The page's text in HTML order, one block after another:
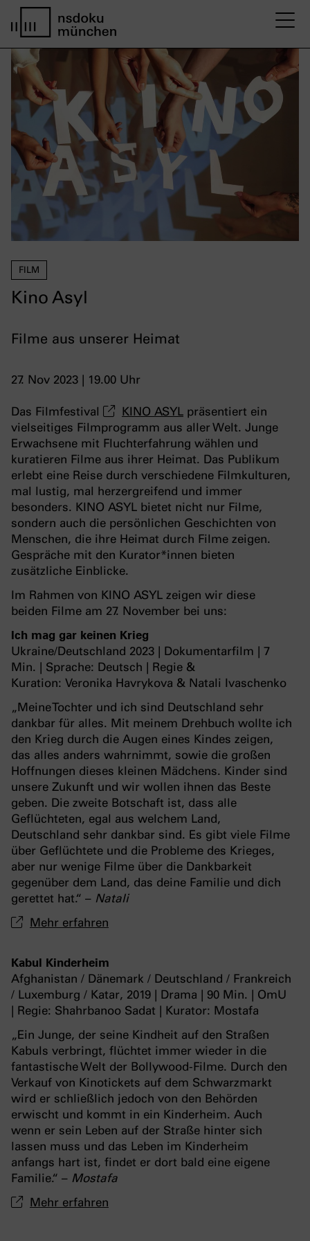
FILM
Kino Asyl
Filme aus unserer Heimat
27. Nov 2023 | 19.00 Uhr
Das Filmfestival KINO ASYL präsentiert ein
vielseitiges Filmprogramm aus aller Welt. Junge
Erwachsene mit Fluchterfahrung wählen und
kuratieren Filme aus ihrer Heimat. Das Publikum
erlebt eine Reise durch verschiedene Filmkulturen,
mal lustig, mal herzergreifend und immer
besonders. KINO ASYL bietet nicht nur Filme,
sondern auch die persönlichen Geschichten von
Menschen, die ihre Heimat durch Filme zeigen.
Gespräche mit den Kurator*innen bieten
zusätzliche Einblicke.
Im Rahmen von KINO ASYL zeigen wir diese
beiden Filme am 27. November bei uns:
Ich mag gar keinen Krieg
Ukraine/Deutschland 2023 | Dokumentarfilm | 7
Min. | Sprache: Deutsch | Regie &
Kuration: Veronika Havrykova & Natali Ivaschenko
„Meine Tochter und ich sind Deutschland sehr
dankbar für alles. Mit meinem Drehbuch wollte ich
den Krieg durch die Augen eines Kindes zeigen,
das alles anders wahrnimmt, sowie die großen
Hoffnungen dieses kleinen Mädchens. Kinder sind
unsere Zukunft und wir wollen ihnen das Beste
geben. Die zweite Botschaft ist, dass alle
Geflüchteten, egal aus welchem Land,
Deutschland sehr dankbar sind. Es gibt viele Filme
über Geflüchtete und die Probleme des Krieges,
aber nur wenige Filme über die Dankbarkeit
gegenüber dem Land, das deine Familie und dich
gerettet hat.“ – Natali
Mehr erfahren
Kabul Kinderheim
Afghanistan / Dänemark / Deutschland / Frankreich
/ Luxemburg / Katar, 2019 | Drama | 90 Min. | OmU
| Regie: Shahrbanoo Sadat | Kurator: Mostafa
„Ein Junge, der seine Kindheit auf den Straßen
Kabuls verbringt, flüchtet immer wieder in die
fantastische Welt der Bollywood-Filme. Durch den
Verkauf von Kinotickets auf dem Schwarzmarkt
wird er schließlich jedoch von den Behörden
erwischt und kommt in ein Kinderheim. Auch
wenn er sein Leben auf der Straße hinter sich
lassen muss und das Leben im Kinderheim
anfangs hart ist, findet er dort bald eine eigene
Familie.“ – Mostafa
Mehr erfahren